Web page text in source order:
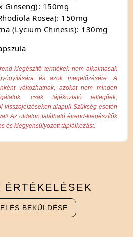
Ginseng): 150mg
Rosea): 150mg
(Lycium Chinesis): 130mg
kiegészítő termékek nem alkalmasak
és azok megelőzésére. A
változhatnak, azokat nem minden
csak tájékoztató jellegűek,
visszajelzéseken alapul! Szükség esetén
Az oldalon található étrend-kiegészítők
és kiegyensúlyozott táplálkozást.
ÉRTÉKELÉSEK
BEKÜLDÉSE